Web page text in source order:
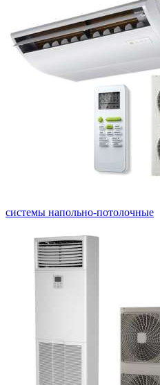
системы напольно-потолочные